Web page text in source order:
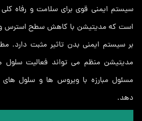
سیستم ایمنی قوی برای سلامت و رفاه
است که مدیتیشن با کاهش سطح استرس و
بر سیستم ایمنی بدن تاثیر مثبت دارد.
مدیتیشن منظم می تواند فعالیت سلول
مسئول مبارزه با ویروس ها و سلول
دهد.